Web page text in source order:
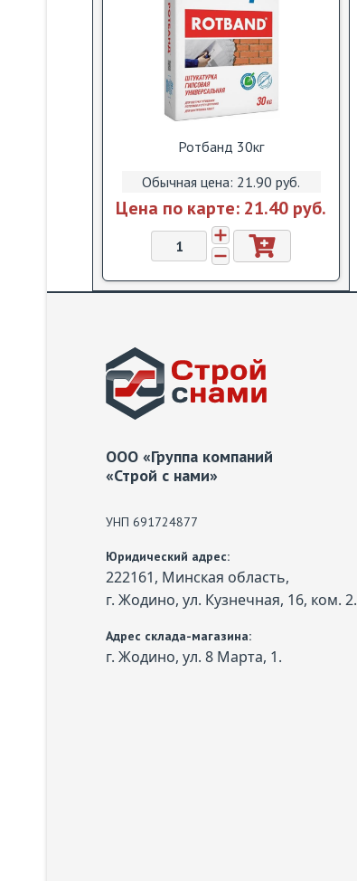
Ротбанд 30кг
Обычная цена: 21.90 pуб.
Цена по карте: 21.40 pуб.
ООО «Группа компаний
«Строй с нами»
УНП 691724877
Юридический адрес:
222161, Минская область,
г. Жодино, ул. Кузнечная, 16, ком. 2.
Адрес склада-магазина:
г. Жодино, ул. 8 Марта, 1.